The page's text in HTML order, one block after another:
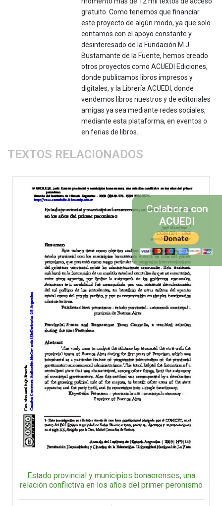
gratuito. Como tenemos que financiar
este proyecto de algún modo, ya que solo
contamos con el apoyo constante y
desinteresado de la Fundación M.J.
Bustamante de la Fuente, hemos creado
otros proyectos como ACUEDI Ediciones,
donde publicamos libros impresos y
digitales, y la Librería ACUEDI, donde
vendemos libros nuestros y de editoriales
amigas ya sea mediante redes sociales,
mediante esta plataforma, en eventos o
en ferias de libros.
TEXTOS RELACIONADOS
Estado provincial y municipios bonaerenses, una
relación conflictiva en los años del primer peronismo
Colabora con
ACUEDI